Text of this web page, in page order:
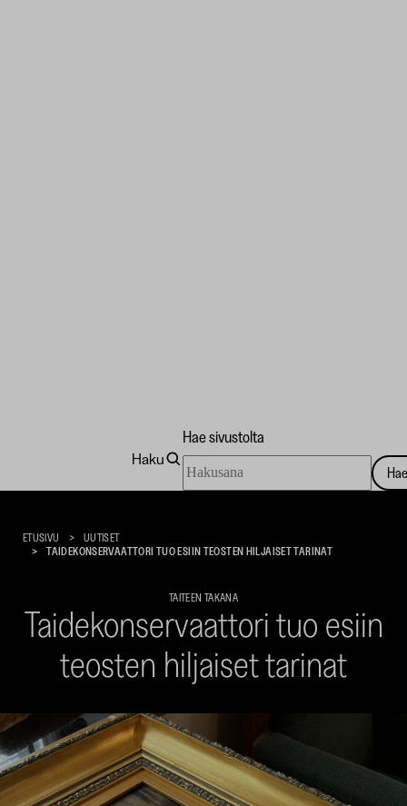
Taidekoti
Haku
Hae sivustolta
sivustolta
ETUSIVU
UUTISET
TAIDEKONSERVAATTORI TUO ESIIN TEOSTEN HILJAISET TARINAT
TAITEEN TAKANA
Taidekonservaattori tuo esiin
teosten hiljaiset tarinat